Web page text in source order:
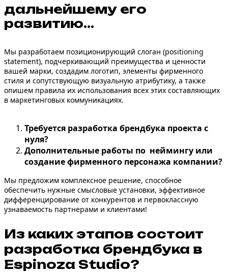
дальнейшему его
развитию…
Мы разработаем позиционирующий слоган (positioning
statement), подчеркивающий преимущества и ценности
вашей марки, создадим логотип, элементы фирменного
стиля и сопутствующую визуальную атрибутику, а также
опишем правила их использования всех этих составляющих
в маркетинговых коммуникациях.
Требуется разработка брендбука проекта с
нуля?
Дополнительные работы по неймингу или
создание фирменного персонажа компании?
Мы предложим комплексное решение, способное
обеспечить нужные смысловые установки, эффективное
дифференцирование от конкурентов и первоклассную
узнаваемость партнерами и клиентами!
Из каких этапов состоит
разработка брендбука в
Espinoza Studiо?